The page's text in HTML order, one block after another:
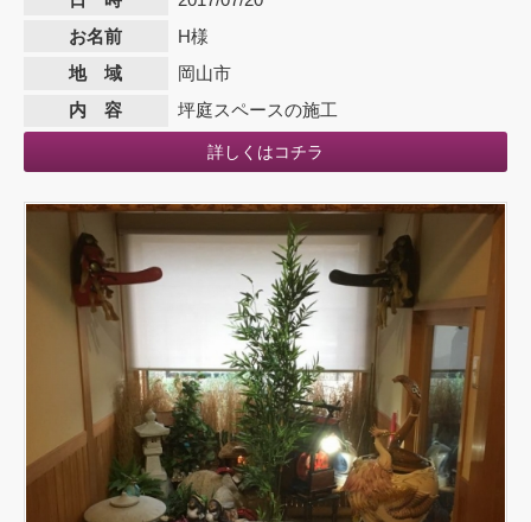
お名前
H様
地 域
岡山市
内 容
坪庭スペースの施工
詳しくはコチラ